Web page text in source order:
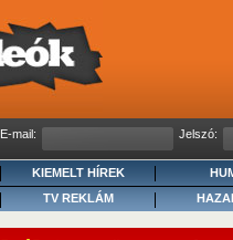
E-mail: Jelszó:
KIEMELT HÍREK
TV REKLÁM